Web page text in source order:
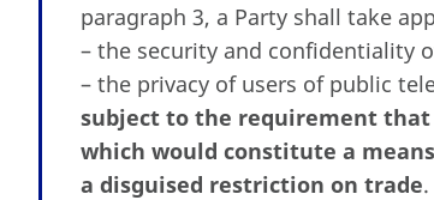
paragraph 3, a Party shall take
– the security and confidentiality
– the privacy of users of public
subject to the requirement that
which would constitute a
a disguised restriction on trade.